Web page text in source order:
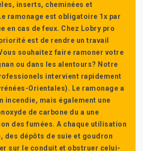
inserts, cheminées et
ramonage est obligatoire 1x par
en cas de feux. Chez Lobry pro
est de rendre un travail
souhaitez faire ramoner votre
ou dans les alentours? Notre
intervient rapidement
Orientales). Le ramonage a
incendie, mais également une
de carbone du a une
des fumées. A chaque utilisation
des dépôts de suie et goudron
sur le conduit et obstruer celui-